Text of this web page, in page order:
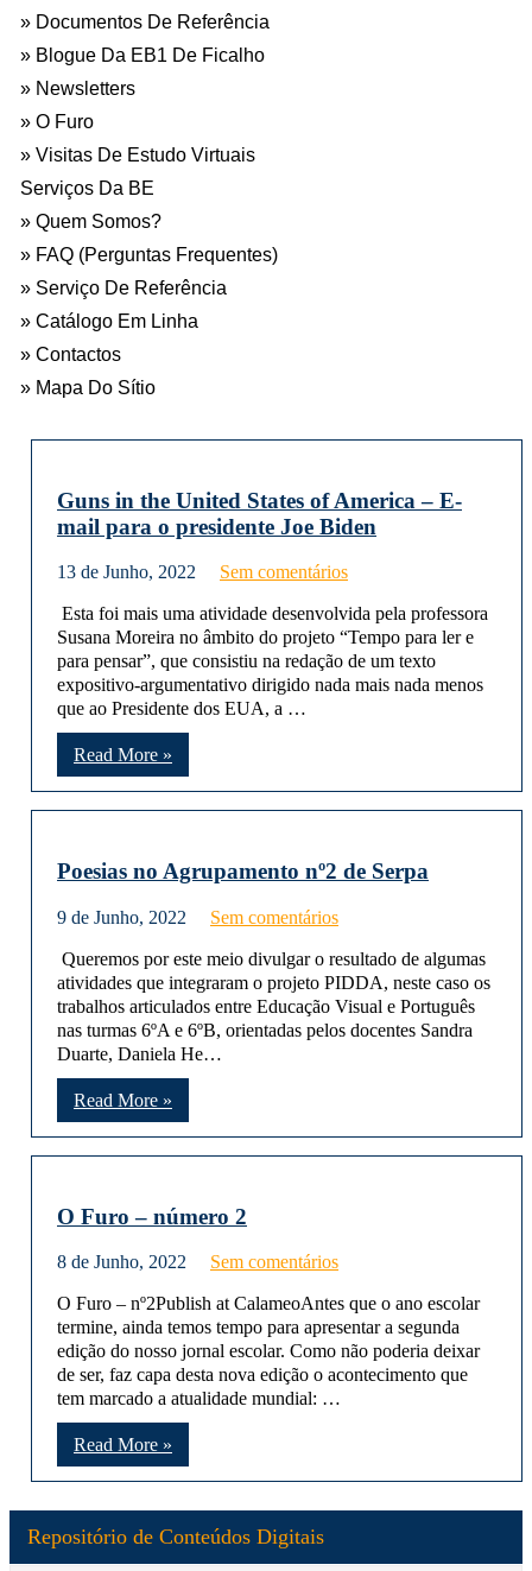
Documentos De Referência
Blogue Da EB1 De Ficalho
Newsletters
O Furo
Visitas De Estudo Virtuais
Serviços Da BE
Quem Somos?
FAQ (Perguntas Frequentes)
Serviço De Referência
Catálogo Em Linha
Contactos
Mapa Do Sítio
Guns in the United States of America – E-
mail para o presidente Joe Biden
13 de Junho, 2022 Sem comentários
Esta foi mais uma atividade desenvolvida pela professora
Susana Moreira no âmbito do projeto “Tempo para ler e
para pensar”, que consistiu na redação de um texto
expositivo-argumentativo dirigido nada mais nada menos
que ao Presidente dos EUA, a …
Read More »
Poesias no Agrupamento nº2 de Serpa
9 de Junho, 2022 Sem comentários
Queremos por este meio divulgar o resultado de algumas
atividades que integraram o projeto PIDDA, neste caso os
trabalhos articulados entre Educação Visual e Português
nas turmas 6ºA e 6ºB, orientadas pelos docentes Sandra
Duarte, Daniela He…
Read More »
O Furo – número 2
8 de Junho, 2022 Sem comentários
O Furo – nº2Publish at CalameoAntes que o ano escolar
termine, ainda temos tempo para apresentar a segunda
edição do nosso jornal escolar. Como não poderia deixar
de ser, faz capa desta nova edição o acontecimento que
tem marcado a atualidade mundial: …
Read More »
Repositório de Conteúdos Digitais